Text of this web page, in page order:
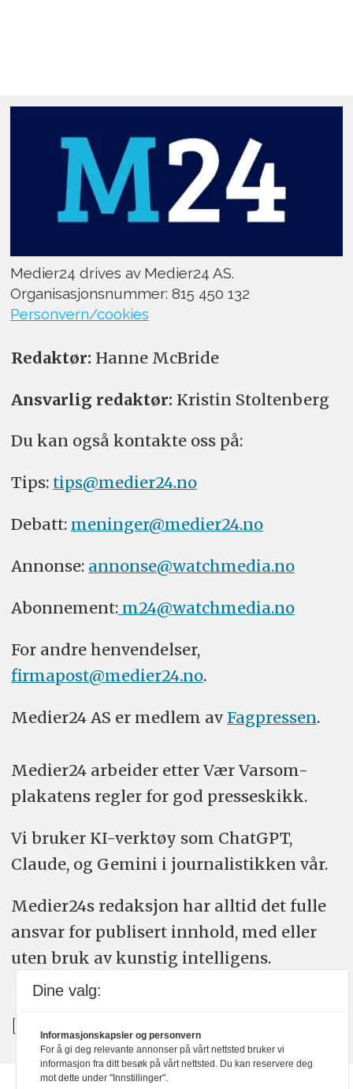
Medier24 drives av Medier24 AS.
Organisasjonsnummer: 815 450 132
Personvern/cookies
Redaktør: Hanne McBride
Ansvarlig redaktør: Kristin Stoltenberg
Du kan også kontakte oss på:
Tips: tips@medier24.no
Debatt: meninger@medier24.no
Annonse: annonse@watchmedia.no
Abonnement:m24@watchmedia.no
For andre henvendelser,
firmapost@medier24.no.
Medier24 AS er medlem av Fagpressen.
Medier24 arbeider etter Vær Varsom-
plakatens regler for god presseskikk.
Vi bruker KI-verktøy som ChatGPT,
Claude, og Gemini i journalistikken vår.
Medier24s redaksjon har alltid det fulle
ansvar for publisert innhold, med eller
uten bruk av kunstig intelligens.
Dine valg:
Informasjonskapsler og personvern
For å gi deg relevante annonser på vårt nettsted bruker vi
informasjon fra ditt besøk på vårt nettsted. Du kan reservere deg
mot dette under "Innstillinger".